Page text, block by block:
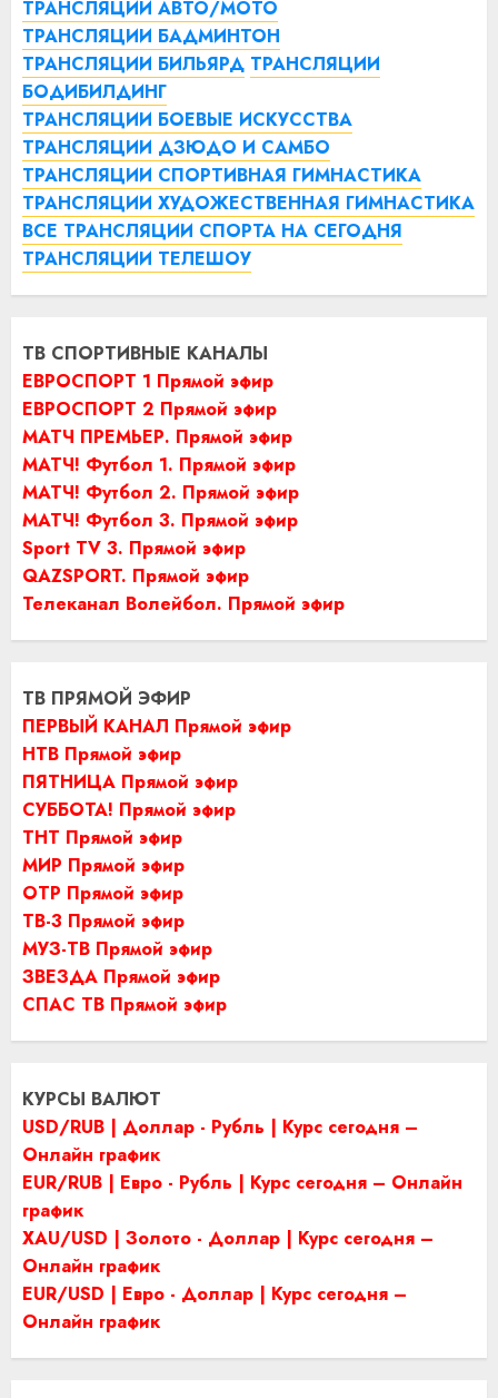
ТРАНСЛЯЦИИ АВТО/МОТО
ТРАНСЛЯЦИИ БАДМИНТОН
ТРАНСЛЯЦИИ БИЛЬЯРД ТРАНСЛЯЦИИ
БОДИБИЛДИНГ
ТРАНСЛЯЦИИ БОЕВЫЕ ИСКУССТВА
ТРАНСЛЯЦИИ ДЗЮДО И САМБО
ТРАНСЛЯЦИИ СПОРТИВНАЯ ГИМНАСТИКА
ТРАНСЛЯЦИИ ХУДОЖЕСТВЕННАЯ ГИМНАСТИКА
ВСЕ ТРАНСЛЯЦИИ СПОРТА НА СЕГОДНЯ
ТРАНСЛЯЦИИ ТЕЛЕШОУ
ТВ СПОРТИВНЫЕ КАНАЛЫ
ЕВРОСПОРТ 1 Прямой эфир
ЕВРОСПОРТ 2 Прямой эфир
МАТЧ ПРЕМЬЕР. Прямой эфир
МАТЧ! Футбол 1. Прямой эфир
МАТЧ! Футбол 2. Прямой эфир
МАТЧ! Футбол 3. Прямой эфир
Sport TV 3. Прямой эфир
QAZSPORT. Прямой эфир
Телеканал Волейбол. Прямой эфир
ТВ ПРЯМОЙ ЭФИР
ПЕРВЫЙ КАНАЛ Прямой эфир
НТВ Прямой эфир
ПЯТНИЦА Прямой эфир
СУББОТА! Прямой эфир
ТНТ Прямой эфир
МИР Прямой эфир
ОТР Прямой эфир
ТВ-3 Прямой эфир
МУЗ-ТВ Прямой эфир
ЗВЕЗДА Прямой эфир
СПАС ТВ Прямой эфир
КУРСЫ ВАЛЮТ
USD/RUB | Доллар - Рубль | Курс сегодня –
Онлайн график
EUR/RUB | Евро - Рубль | Курс сегодня – Онлайн
график
XAU/USD | Золото - Доллар | Курс сегодня –
Онлайн график
EUR/USD | Евро - Доллар | Курс сегодня –
Онлайн график